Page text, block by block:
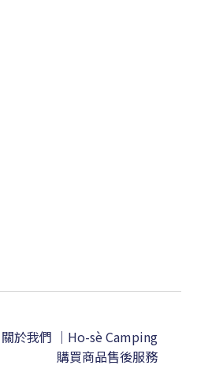
關於我們 ｜Ho-sè Camping
購買商品售後服務